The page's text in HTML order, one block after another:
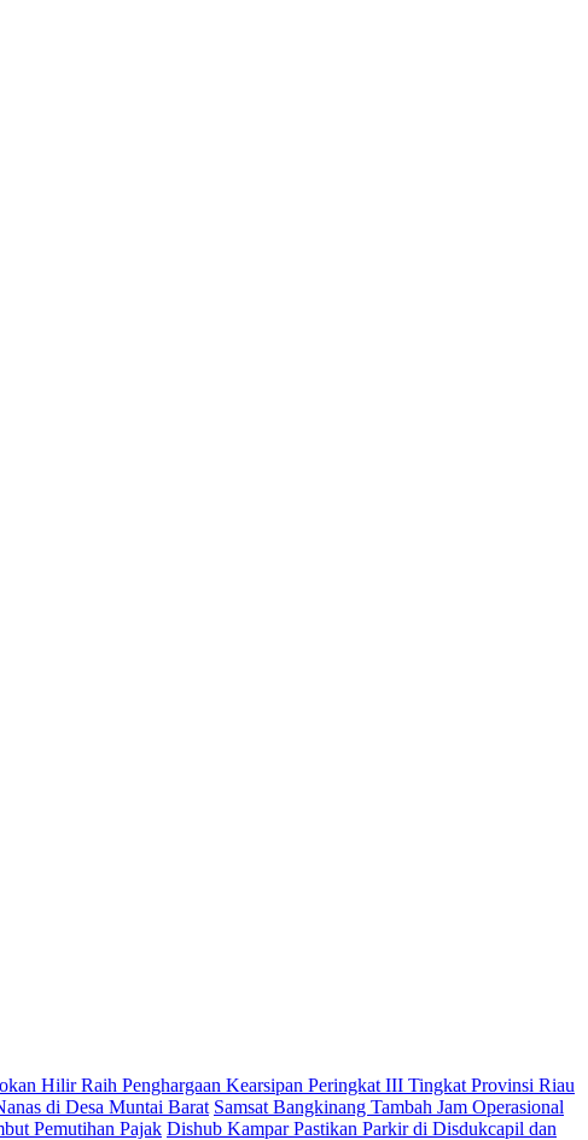
Hilir Raih Penghargaan Kearsipan Peringkat III Tingkat Provinsi Riau
di Desa Muntai Barat Samsat Bangkinang Tambah Jam Operasional
Pemutihan Pajak Dishub Kampar Pastikan Parkir di Disdukcapil dan